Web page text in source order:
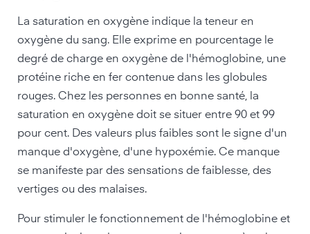
La saturation en oxygène indique la teneur en
oxygène du sang. Elle exprime en pourcentage le
degré de charge en oxygène de l'hémoglobine, une
protéine riche en fer contenue dans les globules
rouges. Chez les personnes en bonne santé, la
saturation en oxygène doit se situer entre 90 et 99
pour cent. Des valeurs plus faibles sont le signe d'un
manque d'oxygène, d'une hypoxémie. Ce manque
se manifeste par des sensations de faiblesse, des
vertiges ou des malaises.
Pour stimuler le fonctionnement de l'hémoglobine et